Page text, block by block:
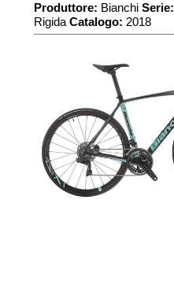
Produttore: Bianchi Serie:
Rigida Catalogo: 2018